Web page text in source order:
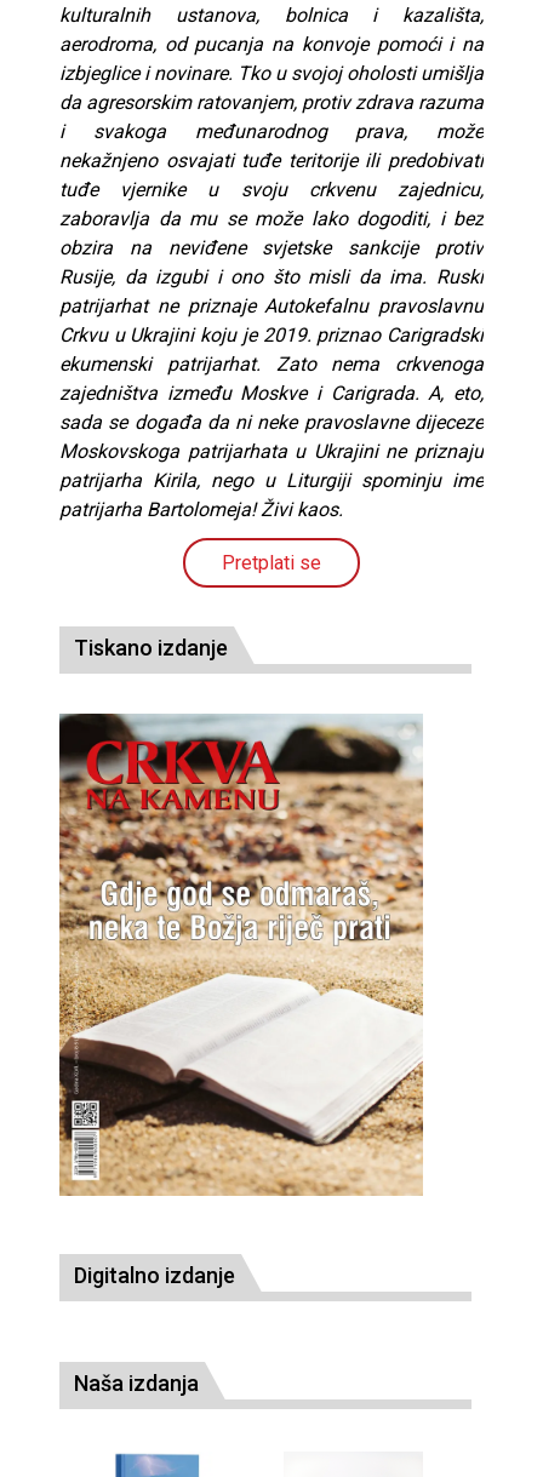
kulturalnih ustanova, bolnica i kazališta,
aerodroma, od pucanja na konvoje pomoći i na
izbjeglice i novinare. Tko u svojoj oholosti umišlja
da agresorskim ratovanjem, protiv zdrava razuma
i svakoga međunarodnog prava, može
nekažnjeno osvajati tuđe teritorije ili predobivati
tuđe vjernike u svoju crkvenu zajednicu,
zaboravlja da mu se može lako dogoditi, i bez
obzira na neviđene svjetske sankcije protiv
Rusije, da izgubi i ono što misli da ima. Ruski
patrijarhat ne priznaje Autokefalnu pravoslavnu
Crkvu u Ukrajini koju je 2019. priznao Carigradski
ekumenski patrijarhat. Zato nema crkvenoga
zajedništva između Moskve i Carigrada. A, eto,
sada se događa da ni neke pravoslavne dijeceze
Moskovskoga patrijarhata u Ukrajini ne priznaju
patrijarha Kirila, nego u Liturgiji spominju ime
patrijarha Bartolomeja! Živi kaos.
Pretplati se
Tiskano izdanje
Digitalno izdanje
Naša izdanja